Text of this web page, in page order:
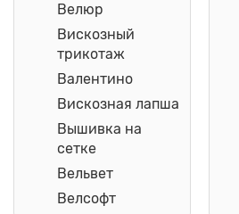
Велюр
Вискозный
трикотаж
Валентино
Вискозная лапша
Вышивка на
сетке
Вельвет
Велсофт